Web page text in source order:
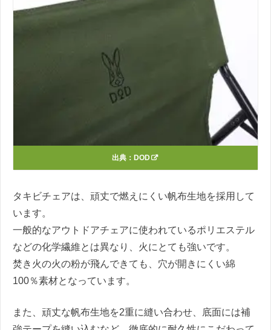
出典： DOD
タキビチェアは、頑丈で燃えにくい帆布生地を採用して
います。
一般的なアウトドアチェアに使われているポリエステル
などの化学繊維とは異なり、火にとても強いです。
焚き火の火の粉が飛んできても、穴が開きにくい綿
100％素材となっています。
また、頑丈な帆布生地を2重に縫い合わせ、底面には補